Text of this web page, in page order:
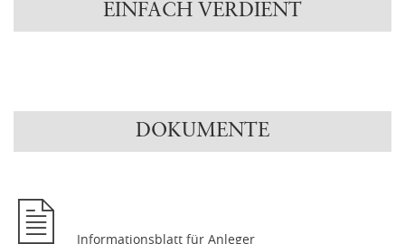
EINFACH VERDIENT
DOKUMENTE
Informationsblatt für Anleger